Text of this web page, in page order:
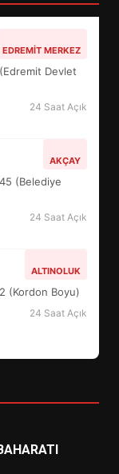
EDREMIT MERKEZ
Devlet
24 Saat Açık
AKÇAY
(Belediye
24 Saat Açık
ALTINOLUK
(Kordon Boyu)
24 Saat Açık
SÜRE
NEYİ
GÖZLER